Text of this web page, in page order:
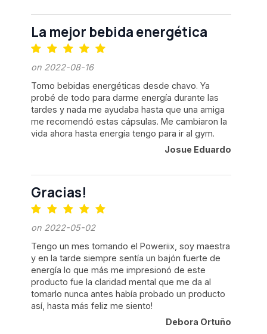
La mejor bebida energética
on 2022-08-16
Tomo bebidas energéticas desde chavo. Ya
probé de todo para darme energía durante las
tardes y nada me ayudaba hasta que una amiga
me recomendó estas cápsulas. Me cambiaron la
vida ahora hasta energía tengo para ir al gym.
Josue Eduardo
Gracias!
on 2022-05-02
Tengo un mes tomando el Poweriix, soy maestra
y en la tarde siempre sentía un bajón fuerte de
energía lo que más me impresionó de este
producto fue la claridad mental que me da al
tomarlo nunca antes había probado un producto
así, hasta más feliz me siento!
Debora Ortuño